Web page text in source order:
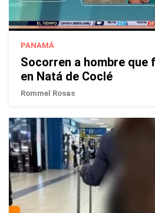
PANAMÁ
Socorren a hombre que
en Natá de Coclé
Rommel Rosas